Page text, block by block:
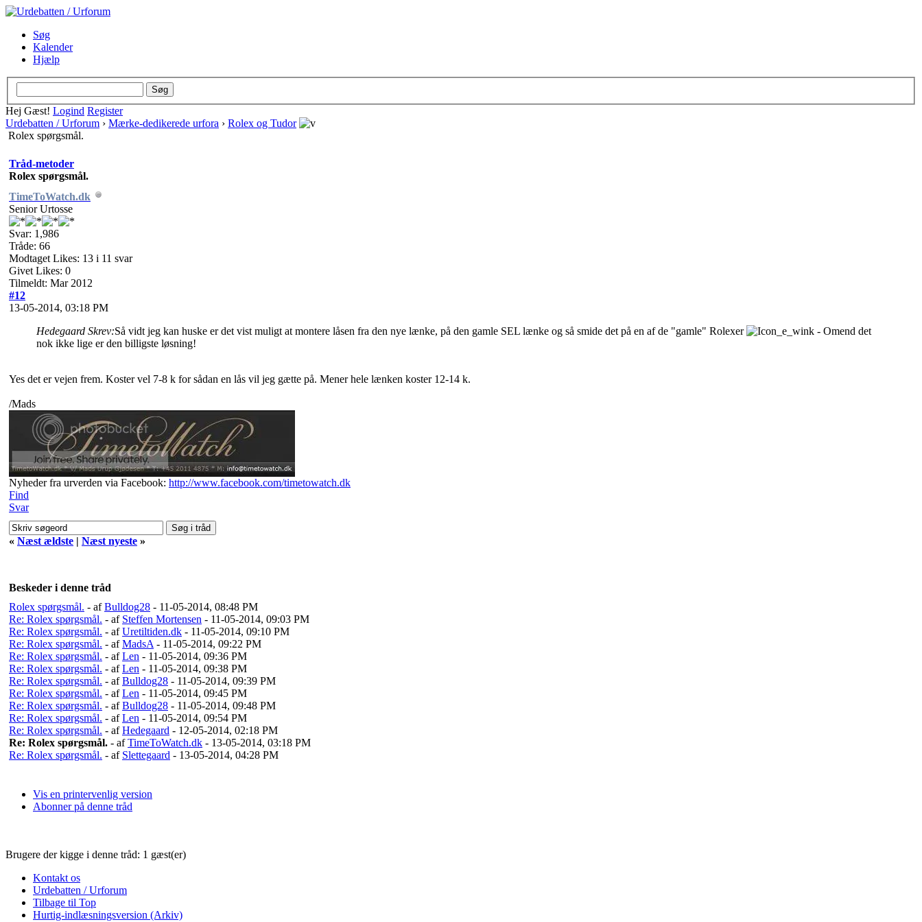
Søg
Kalender
Hjælp
Hej Gæst! Logind Register
Urdebatten / Urforum › Mærke-dedikerede urfora › Rolex og Tudor
Rolex spørgsmål.
Tråd-metoder
Rolex spørgsmål.
TimeToWatch.dk
Senior Urtosse
Svar: 1,986
Tråde: 66
Modtaget Likes: 13 i 11 svar
Givet Likes: 0
Tilmeldt: Mar 2012
#12
13-05-2014, 03:18 PM
Hedegaard Skrev:Så vidt jeg kan huske er det vist muligt at montere låsen fra den nye lænke, på den gamle SEL lænke og så smide det på en af de "gamle" Rolexer
- Omend det
nok ikke lige er den billigste løsning!
Yes det er vejen frem. Koster vel 7-8 k for sådan en lås vil jeg gætte på. Mener hele lænken koster 12-14 k.
/Mads
Nyheder fra urverden via Facebook: http://www.facebook.com/timetowatch.dk
Find
Svar
« Næst ældste | Næst nyeste »
Beskeder i denne tråd
Rolex spørgsmål. - afBulldog28 - 11-05-2014, 08:48 PM
Re: Rolex spørgsmål. - af Steffen Mortensen - 11-05-2014, 09:03 PM
Re: Rolex spørgsmål. - afUretiltiden.dk - 11-05-2014, 09:10 PM
Re: Rolex spørgsmål. - afMadsA - 11-05-2014, 09:22 PM
Re: Rolex spørgsmål. - afLen - 11-05-2014, 09:36 PM
Re: Rolex spørgsmål. - afLen - 11-05-2014, 09:38 PM
Re: Rolex spørgsmål. - afBulldog28 - 11-05-2014, 09:39 PM
Re: Rolex spørgsmål. - afLen - 11-05-2014, 09:45 PM
Re: Rolex spørgsmål. - afBulldog28 - 11-05-2014, 09:48 PM
Re: Rolex spørgsmål. - afLen - 11-05-2014, 09:54 PM
Re: Rolex spørgsmål. - afHedegaard - 12-05-2014, 02:18 PM
Re: Rolex spørgsmål. - afTimeToWatch.dk - 13-05-2014, 03:18 PM
Re: Rolex spørgsmål. - af Slettegaard - 13-05-2014, 04:28 PM
Vis en printervenlig version
Abonner på denne tråd
Brugere der kigge i denne tråd: 1 gæst(er)
Kontakt os
Urdebatten / Urforum
Tilbage til Top
Hurtig-indlæsningsversion (Arkiv)